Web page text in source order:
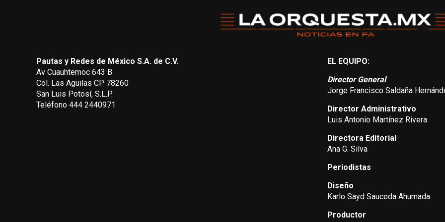
Pautas y Redes de México S.A. de C.V.
Av Cuauhtemoc 643 B
Col. Las Aguilas CP 78260
San Luis Potosí, S.L.P.
Teléfono 444 2440971
EL EQUIPO:
Director General
Jorge Francisco Saldaña
Director Administrativo
Luis Antonio Martínez Rivera
Directora Editorial
Ana G. Silva
Periodistas
Diseño
Karlo Sayd Sauceda Ahumada
Productor